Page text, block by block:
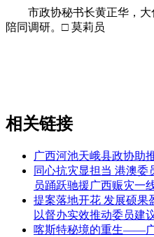
市政协秘书长黄正华，大
陪同调研。□ 莫莉员
相关链接
广西河池天峨县政协助
同心抗灾显担当 港澳
员踊跃驰援广西赈灾一
提案落地开花 发展硕
以督办实效推动委员建
喀斯特秘境的重生——